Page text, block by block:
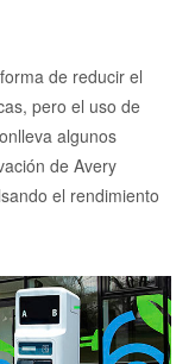
de reducir el
pero el uso de
algunos
de Avery
el rendimiento